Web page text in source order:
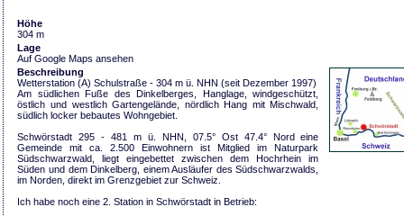
Höhe
304 m
Lage
Auf Google Maps ansehen
Beschreibung
Wetterstation (A) Schulstraße - 304 m ü. NHN (seit Dezember 1997)
Am südlichen Fuße des Dinkelberges, Hanglage, windgeschützt,
östlich und westlich Gartengelände, nördlich Hang mit Mischwald,
südlich locker bebautes Wohngebiet.
Schwörstadt 295 - 481 m ü. NHN, 07.5° Ost 47.4° Nord eine
Gemeinde mit ca. 2.500 Einwohnern ist Mitglied im Naturpark
Südschwarzwald, liegt eingebettet zwischen dem Hochrhein im
Süden und dem Dinkelberg, einem Ausläufer des Südschwarzwalds,
im Norden, direkt im Grenzgebiet zur Schweiz.
Ich habe noch eine 2. Station in Schwörstadt in Betrieb: